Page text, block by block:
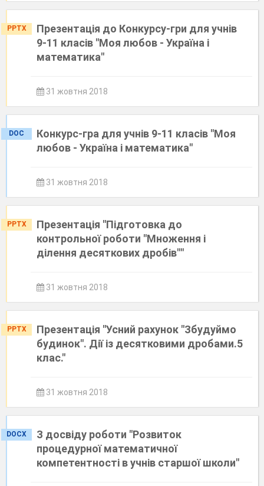
PPTX
Презентація до Конкурсу-гри для учнів
9-11 класів "Моя любов - Україна і
математика"
31 жовтня 2018
DOC
Конкурс-гра для учнів 9-11 класів "Моя
любов - Україна і математика"
31 жовтня 2018
PPTX
Презентація "Підготовка до
контрольної роботи "Множення і
ділення десяткових дробів""
31 жовтня 2018
PPTX
Презентація "Усний рахунок "Збудуймо
будинок". Дії із десятковими дробами.5
клас."
31 жовтня 2018
DOCX
З досвіду роботи "Розвиток
процедурної математичної
компетентності в учнів старшої школи"